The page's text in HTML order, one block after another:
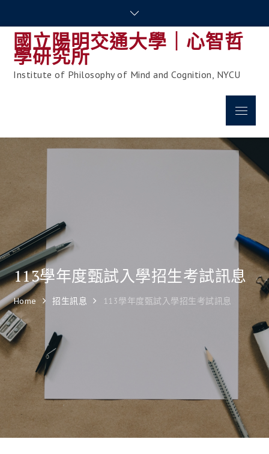
content國立陽明交通大學｜心智哲
學研究所
Institute of Philosophy of Mind and Cognition, NYCU
Menu
113學年度甄試入學招生考試訊息
Home 招生訊息 113學年度甄試入學招生考試訊息